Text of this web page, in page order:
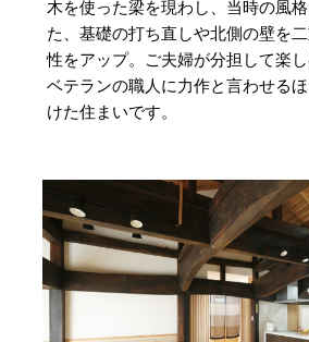
木を使った梁を現わし、当時の風
た、基礎の打ち直しや北側の壁を
性をアップ。ご夫婦が分担して楽し
ベテランの職人に力作と言わせる
けた住まいです。